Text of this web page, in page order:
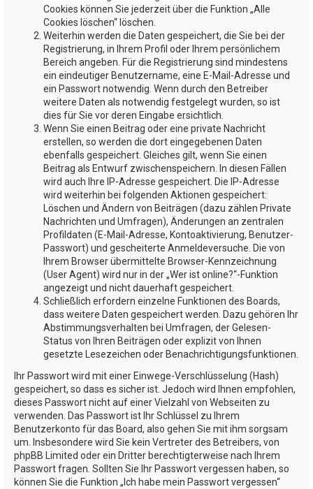
Cookies können Sie jederzeit über die Funktion „Alle
Cookies löschen“ löschen.
Weiterhin werden die Daten gespeichert, die Sie bei der
Registrierung, in Ihrem Profil oder Ihrem persönlichem
Bereich angeben. Für die Registrierung sind mindestens
ein eindeutiger Benutzername, eine E-Mail-Adresse und
ein Passwort notwendig. Wenn durch den Betreiber
weitere Daten als notwendig festgelegt wurden, so ist
dies für Sie vor deren Eingabe ersichtlich.
Wenn Sie einen Beitrag oder eine private Nachricht
erstellen, so werden die dort eingegebenen Daten
ebenfalls gespeichert. Gleiches gilt, wenn Sie einen
Beitrag als Entwurf zwischenspeichern. In diesen Fällen
wird auch Ihre IP-Adresse gespeichert. Die IP-Adresse
wird weiterhin bei folgenden Aktionen gespeichert:
Löschen und Ändern von Beiträgen (dazu zählen Private
Nachrichten und Umfragen), Änderungen an zentralen
Profildaten (E-Mail-Adresse, Kontoaktivierung, Benutzer-
Passwort) und gescheiterte Anmeldeversuche. Die von
Ihrem Browser übermittelte Browser-Kennzeichnung
(User Agent) wird nur in der „Wer ist online?“-Funktion
angezeigt und nicht dauerhaft gespeichert.
Schließlich erfordern einzelne Funktionen des Boards,
dass weitere Daten gespeichert werden. Dazu gehören Ihr
Abstimmungsverhalten bei Umfragen, der Gelesen-
Status von Ihren Beiträgen oder explizit von Ihnen
gesetzte Lesezeichen oder Benachrichtigungsfunktionen.
Ihr Passwort wird mit einer Einwege-Verschlüsselung (Hash)
gespeichert, so dass es sicher ist. Jedoch wird Ihnen empfohlen,
dieses Passwort nicht auf einer Vielzahl von Webseiten zu
verwenden. Das Passwort ist Ihr Schlüssel zu Ihrem
Benutzerkonto für das Board, also gehen Sie mit ihm sorgsam
um. Insbesondere wird Sie kein Vertreter des Betreibers, von
phpBB Limited oder ein Dritter berechtigterweise nach Ihrem
Passwort fragen. Sollten Sie Ihr Passwort vergessen haben, so
können Sie die Funktion „Ich habe mein Passwort vergessen“